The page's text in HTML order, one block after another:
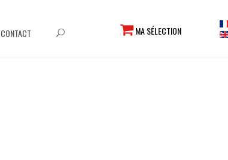
CONTACT MA SÉLECTION